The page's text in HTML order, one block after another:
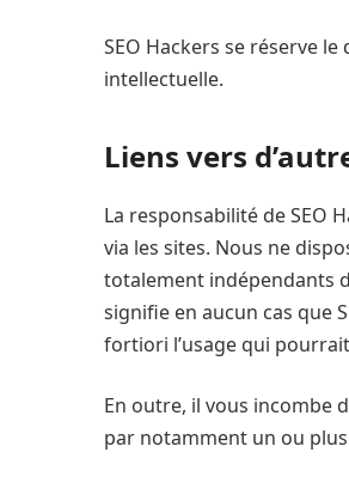
SEO Hackers se réserve
intellectuelle.
Liens vers
La responsabilité de SEO
via les sites. Nous ne
totalement indépendants
signifie en aucun cas que
fortiori l’usage qui
En outre, il vous incombe
par notamment un ou